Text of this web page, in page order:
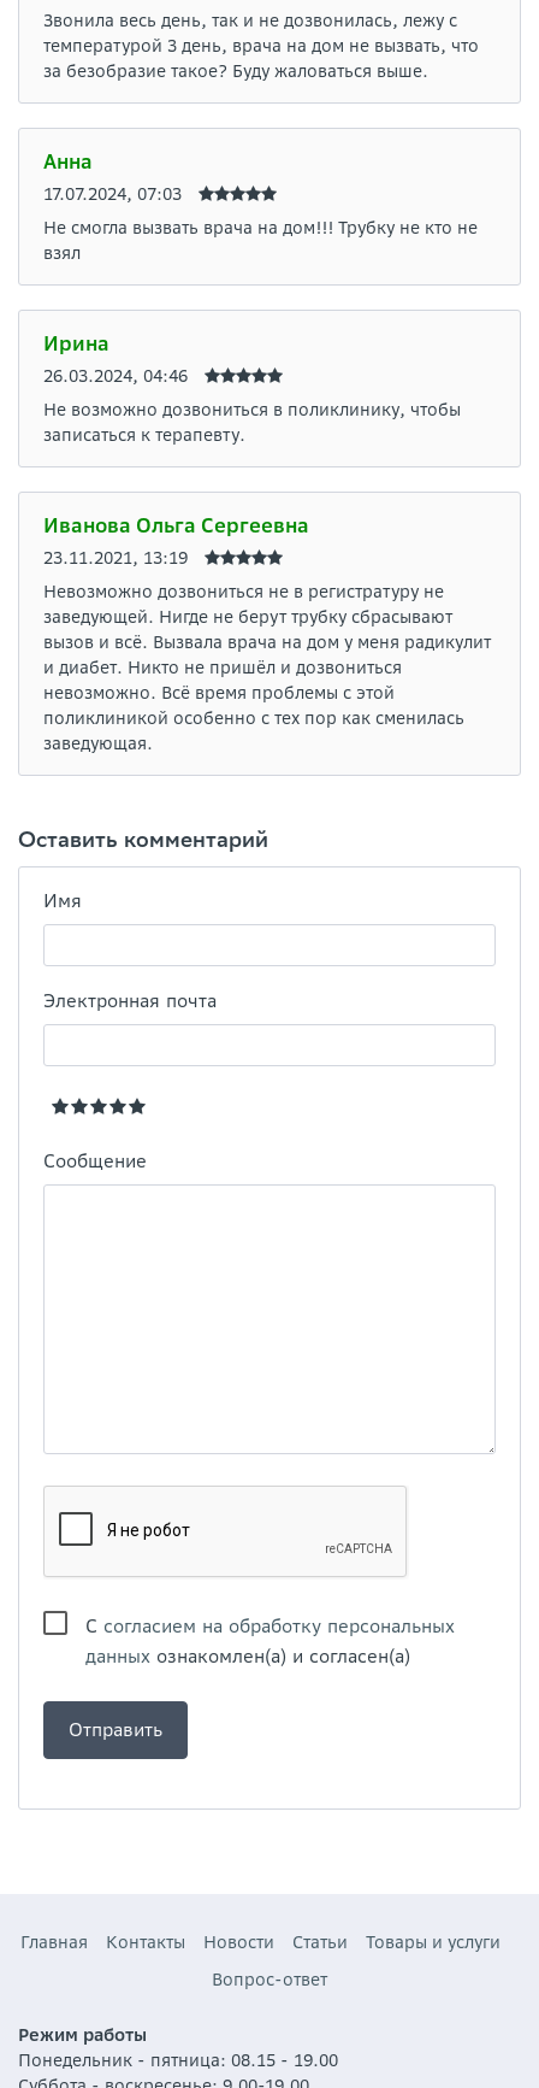
Звонила весь день, так и не дозвонилась, лежу с
температурой 3 день, врача на дом не вызвать, что
за безобразие такое? Буду жаловаться выше.
Анна
17.07.2024, 07:03
Не смогла вызвать врача на дом!!! Трубку не кто не
взял
Ирина
26.03.2024, 04:46
Не возможно дозвониться в поликлинику, чтобы
записаться к терапевту.
Иванова Ольга Сергеевна
23.11.2021, 13:19
Невозможно дозвониться не в регистратуру не
заведующей. Нигде не берут трубку сбрасывают
вызов и всё. Вызвала врача на дом у меня радикулит
и диабет. Никто не пришёл и дозвониться
невозможно. Всё время проблемы с этой
поликлиникой особенно с тех пор как сменилась
заведующая.
Оставить комментарий
Имя
Электронная почта
Сообщение
С согласием на обработку персональных
данных ознакомлен(а) и согласен(а)
Главная Контакты Новости Статьи
Товары и услуги
Вопрос-ответ
Режим работы
Понедельник - пятница: 08.15 - 19.00